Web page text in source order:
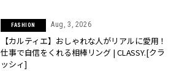
FASHION Aug, 3, 2026
【カルティエ】おしゃれな人がリアルに愛用！
仕事で自信をくれる相棒リング | CLASSY.[クラ
ッシィ]